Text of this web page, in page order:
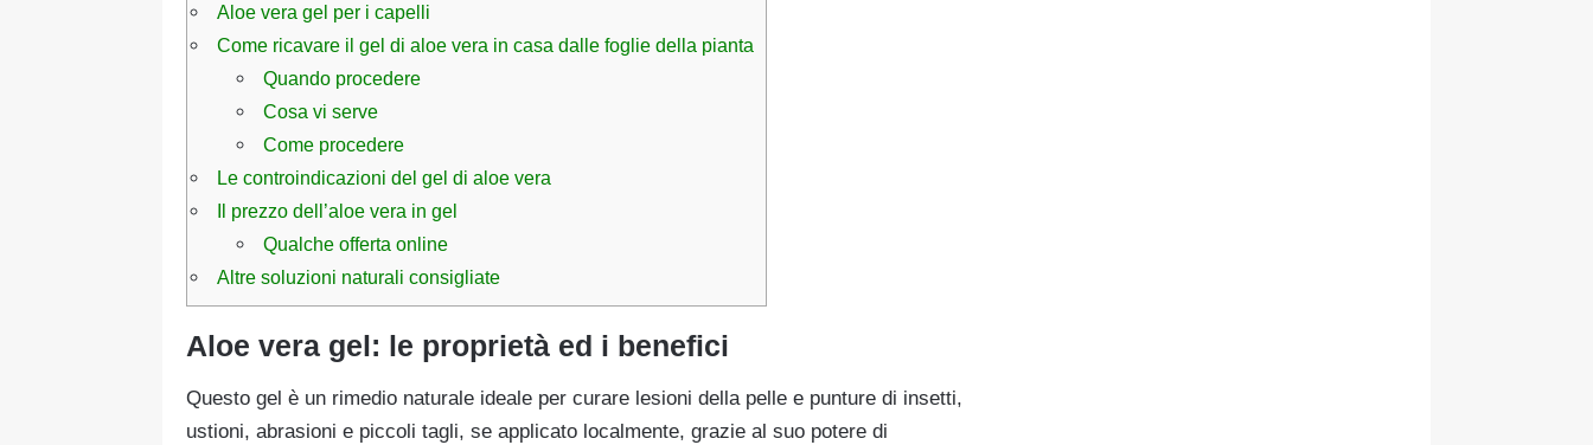
Aloe vera gel per i capelli
Come ricavare il gel di aloe vera in casa dalle foglie della pianta
Quando procedere
Cosa vi serve
Come procedere
Le controindicazioni del gel di aloe vera
Il prezzo dell’aloe vera in gel
Qualche offerta online
Altre soluzioni naturali consigliate
Aloe vera gel: le proprietà ed i benefici
Questo gel è un rimedio naturale ideale per curare lesioni della pelle e punture di insetti,
ustioni, abrasioni e piccoli tagli, se applicato localmente, grazie al suo potere di